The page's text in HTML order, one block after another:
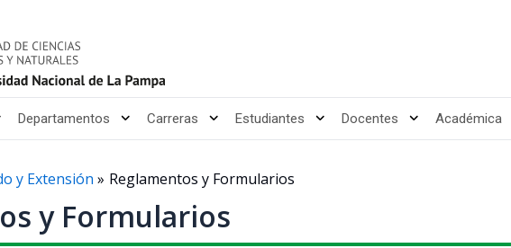
Departamentos Carreras Estudiantes Docentes Académica
y Extensión Reglamentos y Formularios
y Formularios